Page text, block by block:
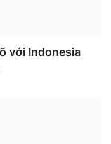
với Indonesia